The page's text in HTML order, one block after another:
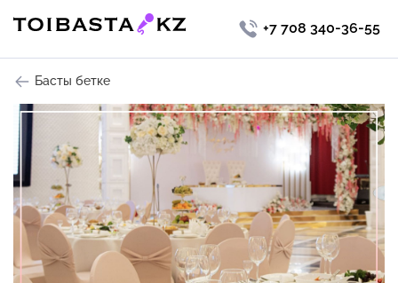
+7 708 340-36-55
Басты бетке